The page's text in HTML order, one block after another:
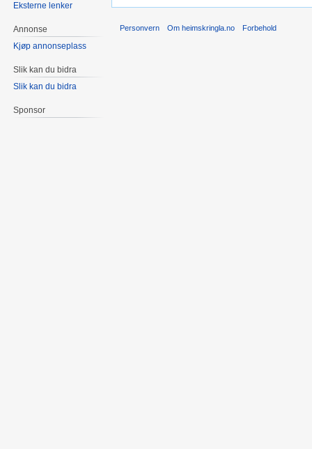
Eksterne lenker
Annonse
Kjøp annonseplass
Slik kan du bidra
Slik kan du bidra
Sponsor
Personvern Om heimskringla.no Forbehold